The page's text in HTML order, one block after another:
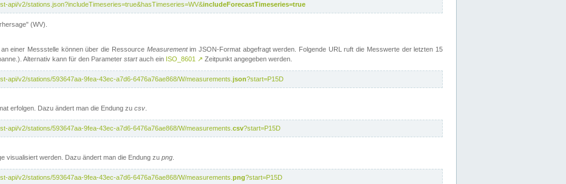
api/v2/stations.json?includeTimeseries=true&hasTimeseries=WV&includeForecastTimeseries=true
(WV).
einer Messstelle können über die Ressource Measurementim JSON-Format abgefragt werden. Folgende URL ruft die Messwerte der letzten 15
Alternativ kann für den Parameter startauch ein ISO_8601 ↗ Zeitpunkt angegeben werden.
api/v2/stations/593647aa-9fea-43ec-a7d6-6476a76ae868/W/measurements. json?start=P15D
erfolgen. Dazu ändert man die Endung zu csv
api/v2/stations/593647aa-9fea-43ec-a7d6-6476a76ae868/W/measurements. csv?start=P15D
visualisiert werden. Dazu ändert man die Endung zu png
api/v2/stations/593647aa-9fea-43ec-a7d6-6476a76ae868/W/measurements. png?start=P15D